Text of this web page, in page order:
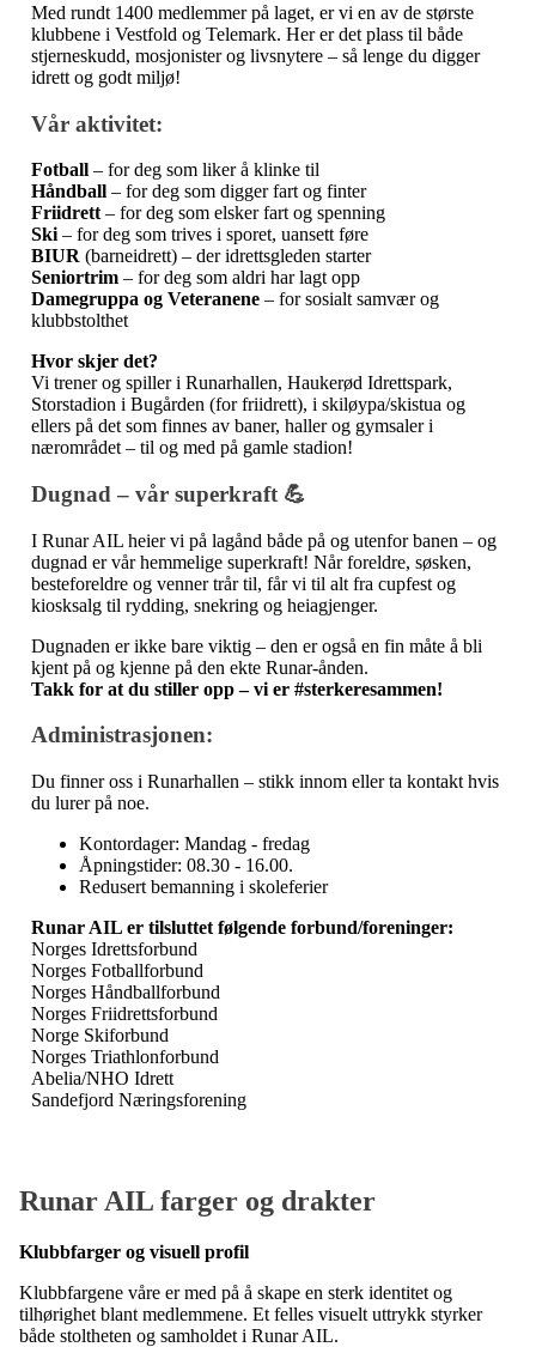
Med rundt 1400 medlemmer på laget, er vi en av de største
klubbene i Vestfold og Telemark. Her er det plass til både
stjerneskudd, mosjonister og livsnytere – så lenge du digger
idrett og godt miljø!
Vår aktivitet:
Fotball – for deg som liker å klinke til
Håndball – for deg som digger fart og finter
Friidrett – for deg som elsker fart og spenning
Ski – for deg som trives i sporet, uansett føre
BIUR (barneidrett) – der idrettsgleden starter
Seniortrim – for deg som aldri har lagt opp
Damegruppa og Veteranene – for sosialt samvær og
klubbstolthet
Hvor skjer det?
Vi trener og spiller i Runarhallen, Haukerød Idrettspark,
Storstadion i Bugården (for friidrett), i skiløypa/skistua og
ellers på det som finnes av baner, haller og gymsaler i
nærområdet – til og med på gamle stadion!
Dugnad – vår superkraft 💪
I Runar AIL heier vi på lagånd både på og utenfor banen – og
dugnad er vår hemmelige superkraft! Når foreldre, søsken,
besteforeldre og venner trår til, får vi til alt fra cupfest og
kiosksalg til rydding, snekring og heiagjenger.
Dugnaden er ikke bare viktig – den er også en fin måte å bli
kjent på og kjenne på den ekte Runar-ånden.
Takk for at du stiller opp – vi er #sterkeresammen!
Administrasjonen:
Du finner oss i Runarhallen – stikk innom eller ta kontakt hvis
du lurer på noe.
Kontordager: Mandag - fredag
Åpningstider: 08.30 - 16.00.
Redusert bemanning i skoleferier
Runar AIL er tilsluttet følgende forbund/foreninger:
Norges Idrettsforbund
Norges Fotballforbund
Norges Håndballforbund
Norges Friidrettsforbund
Norge Skiforbund
Norges Triathlonforbund
Abelia/NHO Idrett
Sandefjord Næringsforening
Runar AIL farger og drakter
Klubbfarger og visuell profil
Klubbfargene våre er med på å skape en sterk identitet og
tilhørighet blant medlemmene. Et felles visuelt uttrykk styrker
både stoltheten og samholdet i Runar AIL.